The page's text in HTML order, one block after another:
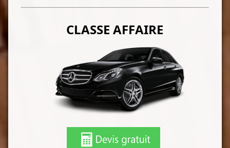
CLASSE AFFAIRE